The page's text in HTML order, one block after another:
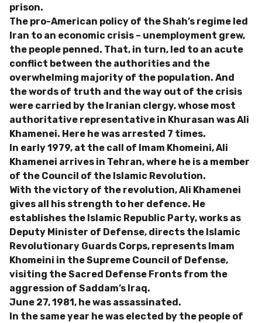
prison.
The pro-American policy of the Shah’s regime led
Iran to an economic crisis – unemployment grew,
the people penned. That, in turn, led to an acute
conflict between the authorities and the
overwhelming majority of the population. And
the words of truth and the way out of the crisis
were carried by the Iranian clergy, whose most
authoritative representative in Khurasan was Ali
Khamenei. Here he was arrested 7 times.
In early 1979, at the call of Imam Khomeini, Ali
Khamenei arrives in Tehran, where he is a member
of the Council of the Islamic Revolution.
With the victory of the revolution, Ali Khamenei
gives all his strength to her defence. He
establishes the Islamic Republic Party, works as
Deputy Minister of Defense, directs the Islamic
Revolutionary Guards Corps, represents Imam
Khomeini in the Supreme Council of Defense,
visiting the Sacred Defense Fronts from the
aggression of Saddam’s Iraq.
June 27, 1981, he was assassinated.
In the same year he was elected by the people of